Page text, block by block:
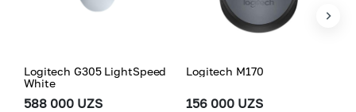
588 000 UZS
Logitech G305 LightSpeed
White
156 000 UZS
Logitech M170